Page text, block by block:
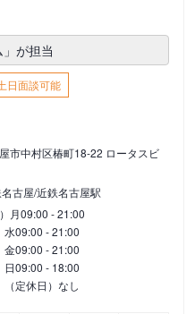
が担当
日面談可能
市中村区椿町18-22 ロータスビ
古屋/近鉄名古屋駅
月09:00 - 21:00
水09:00 - 21:00
金09:00 - 21:00
日09:00 - 18:00
（定休日）なし